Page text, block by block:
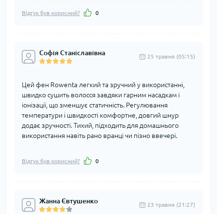
Відгук був корисний? 0
Софія Станіславівна 25 травня (05:15)
Цей фен Rowenta легкий та зручний у використанні,
швидко сушить волосся завдяки гарним насадкам і
іонізації, що зменшує статичність. Регулювання
температури і швидкості комфортне, довгий шнур
додає зручності. Тихий, підходить для домашнього
використання навіть рано вранці чи пізно ввечері.
Відгук був корисний? 0
Жанна Євтушенко 23 травня (21:27)